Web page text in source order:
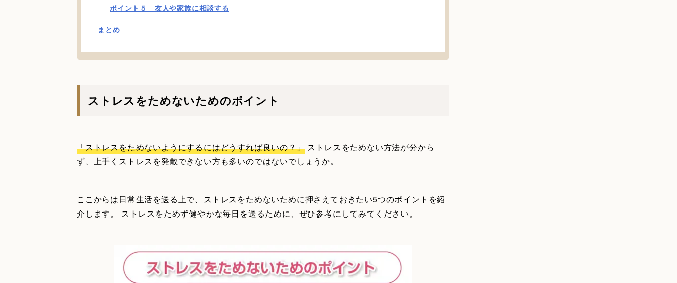
ポイント５ 友人や家族に相談する
まとめ
ストレスをためないためのポイント
「ストレスをためないようにするにはどうすれば良いの？」ストレスをためない方法が分から
ず、上手くストレスを発散できない方も多いのではないでしょうか。
ここからは日常生活を送る上で、ストレスをためないために押さえておきたい5つのポイントを紹
介します。 ストレスをためず健やかな毎日を送るために、ぜひ参考にしてみてください。